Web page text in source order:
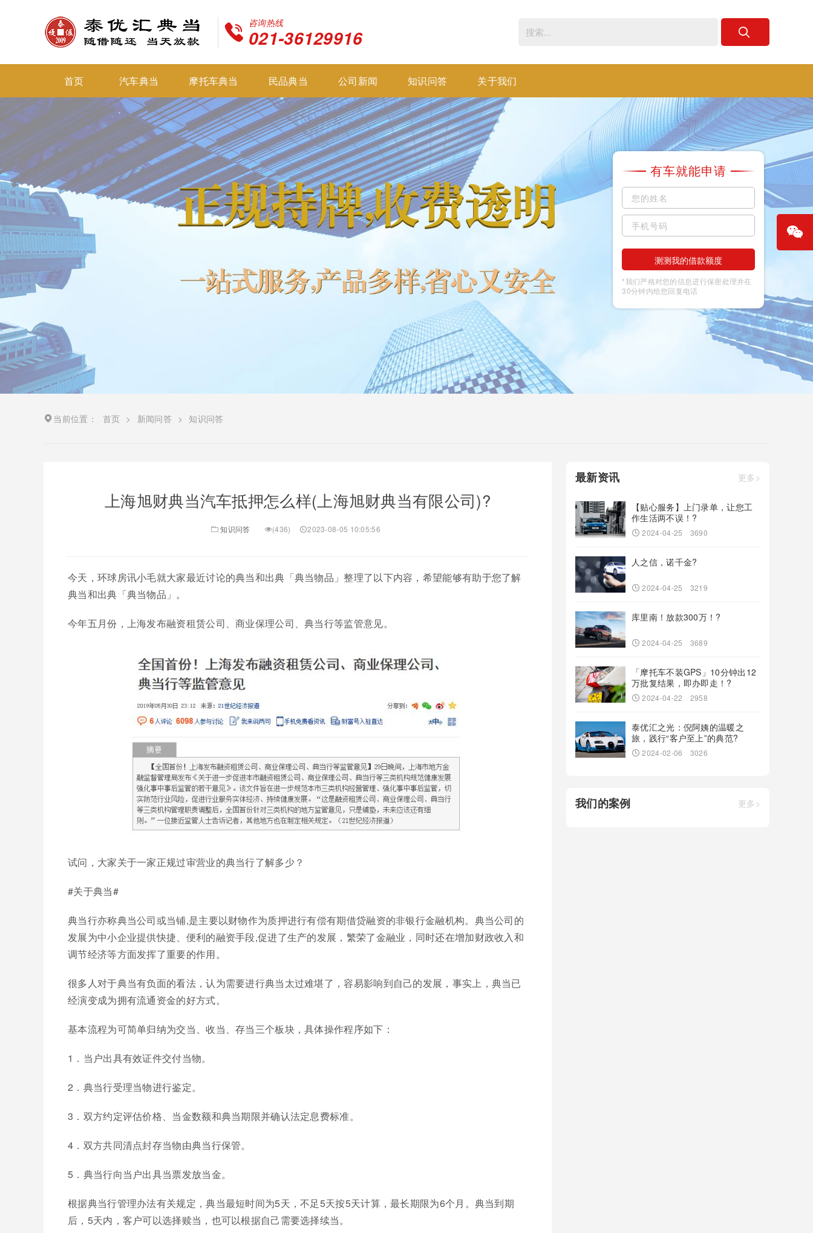
咨询热线
021-36129916
首页 汽车典当 摩托车典当 民品典当 公司新闻 知识问答 关于我们
有车就能申请
测测我的借款额度
*我们严格对您的信息进行保密处理并在
30分钟内给您回复电话
当前位置： 首页 > 新闻问答 > 知识问答
上海旭财典当汽车抵押怎么样(上海旭财典当有限公司)?
知识问答 (436) 2023-08-05 10:05:56
今天，环球房讯小毛就大家最近讨论的典当和出典「典当物品」整理了以下内容，希望能够有助于您了解
典当和出典「典当物品」。
今年五月份，上海发布融资租赁公司、商业保理公司、典当行等监管意见。
试问，大家关于一家正规过审营业的典当行了解多少？
#关于典当#
典当行亦称典当公司或当铺,是主要以财物作为质押进行有偿有期借贷融资的非银行金融机构。典当公司的
发展为中小企业提供快捷、便利的融资手段,促进了生产的发展，繁荣了金融业，同时还在增加财政收入和
调节经济等方面发挥了重要的作用。
很多人对于典当有负面的看法，认为需要进行典当太过难堪了，容易影响到自己的发展，事实上，典当已
经演变成为拥有流通资金的好方式。
基本流程为可简单归纳为交当、收当、存当三个板块，具体操作程序如下：
1．当户出具有效证件交付当物。
2．典当行受理当物进行鉴定。
3．双方约定评估价格、当金数额和典当期限并确认法定息费标准。
4．双方共同清点封存当物由典当行保管。
5．典当行向当户出具当票发放当金。
根据典当行管理办法有关规定，典当最短时间为5天，不足5天按5天计算，最长期限为6个月。典当到期
后，5天内，客户可以选择赎当，也可以根据自己需要选择续当。
最新资讯 更多>
【贴心服务】上门录单，让您工
作生活两不误！?
2024-04-25 3690
人之信，诺千金?
2024-04-25 3219
库里南！放款300万！?
2024-04-25 3689
「摩托车不装GPS」10分钟出12
万批复结果，即办即走！?
2024-04-22 2958
泰优汇之光：倪阿姨的温暖之
旅，践行“客户至上”的典范?
2024-02-06 3026
我们的案例 更多>